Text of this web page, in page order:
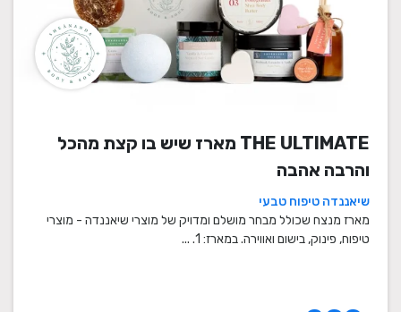
THE ULTIMATE מארז שיש בו קצת מהכל
והרבה אהבה
שיאננדה טיפוח טבעי
מארז מנצח שכולל מבחר מושלם ומדויק של מוצרי שיאננדה - מוצרי
טיפוח, פינוק, בישום ואווירה. במארז: 1. ...